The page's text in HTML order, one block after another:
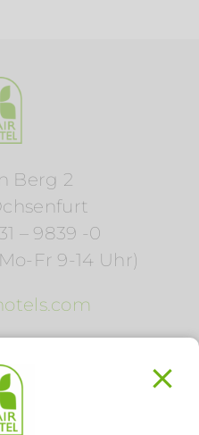
Berg 2
– 9839 -0
Fr 9-14 Uhr)